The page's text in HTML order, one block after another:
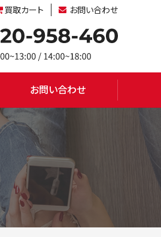
買取カート お問い合わせ
お問い合わせ